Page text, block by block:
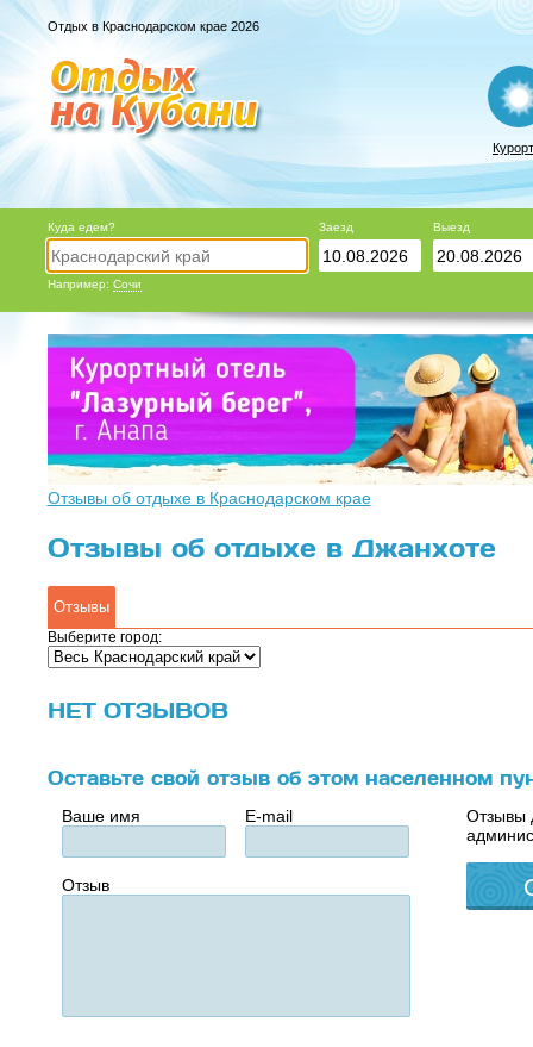
Отдых в Краснодарском крае 2026
Куда едем?
Например: Сочи
Заезд Выезд
Отзывы об отдыхе в Краснодарском крае
Отзывы об отдыхе в Джанхоте
Отзывы
Выберите город:
НЕТ ОТЗЫВОВ
Оставьте свой отзыв об этом населенном
Ваше имя E-mail
Отзыв
Отзывы